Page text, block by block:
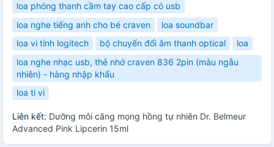
loa phóng thanh cầm tay cao cấp có usb
loa nghe tiếng anh cho bé craven
loa soundbar
loa vi tính logitech
bộ chuyển đổi âm thanh optical
loa
loa nghe nhạc usb, thẻ nhớ craven 836 2pin (màu ngẫu
nhiên) - hàng nhập khẩu
loa ti vi
Liên kết: Dưỡng môi căng mọng hồng tự nhiên Dr. Belmeur
Advanced Pink Lipcerin 15ml